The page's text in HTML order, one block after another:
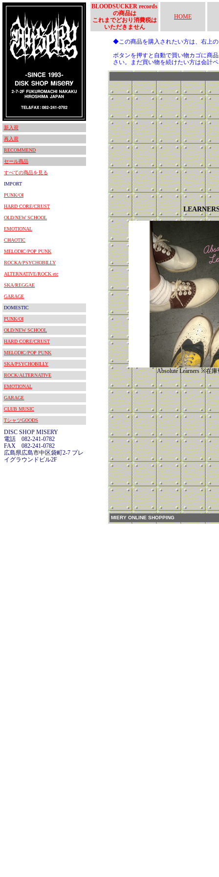
新入荷
再入荷
RECOMMEND
セール商品
すべての商品を見る
IMPORT
PUNK/OI
HARD CORE/CRUST
OLD/NEW SCHOOL
EMOTIONAL
CHAOTIC
MELODIC/POP PUNK
ROCKA/PSYCHOBILLY
ALTERNATIVE/ROCK etc
SKA/REGGAE
GARAGE
DOMESTIC
PUNK/OI
OLD/NEW SCHOOL
HARD CORE/CRUST
MELODIC/POP PUNK
SKA/PSYCHOBILLY
ROCK/ALTERNATIVE
EMOTIONAL
GARAGE
CLUB MUSIC
TシャツGOODS
DISC SHOP MISERY
電話 082-241-0782
FAX 082-241-0782
広島県広島市中区袋町2-7 プレ
イグラウンドビル2F
BLOODSUCKER records
の商品は
これまでどおり消費税は
いただきません
HOME
◆この商品を購入されたい方は、右上
ボタンを押すと自動で買い物カゴに商
さい。まだ買い物を続けたい方は会計
Absolute Learners ※在
MIERY ONLINE SHOPPING